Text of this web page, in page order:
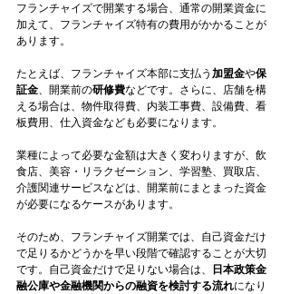
フランチャイズで開業する場合、通常の開業資金に
加えて、フランチャイズ特有の費用がかかることが
あります。
たとえば、フランチャイズ本部に支払う 加盟金や保
証金 、開業前の研修費などです。さらに、店舗を構
える場合は、物件取得費、内装工事費、設備費、看
板費用、仕入資金なども必要になります。
業種によって必要な金額は大きく変わりますが、飲
食店、美容・リラクゼーション、学習塾、買取店、
介護関連サービスなどは、開業前にまとまった資金
が必要になるケースがあります。
そのため、フランチャイズ開業では、自己資金だけ
で足りるかどうかを早い段階で確認することが大切
です。自己資金だけで足りない場合は、
日本政策金
融公庫や金融機関からの融資を検討する流れになり